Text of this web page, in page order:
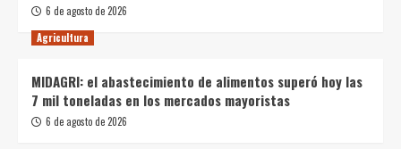
6 de agosto de 2026
Agricultura
MIDAGRI: el abastecimiento de alimentos superó hoy las
7 mil toneladas en los mercados mayoristas
6 de agosto de 2026